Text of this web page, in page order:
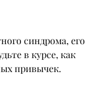
синдрома, его
в курсе, как
привычек.